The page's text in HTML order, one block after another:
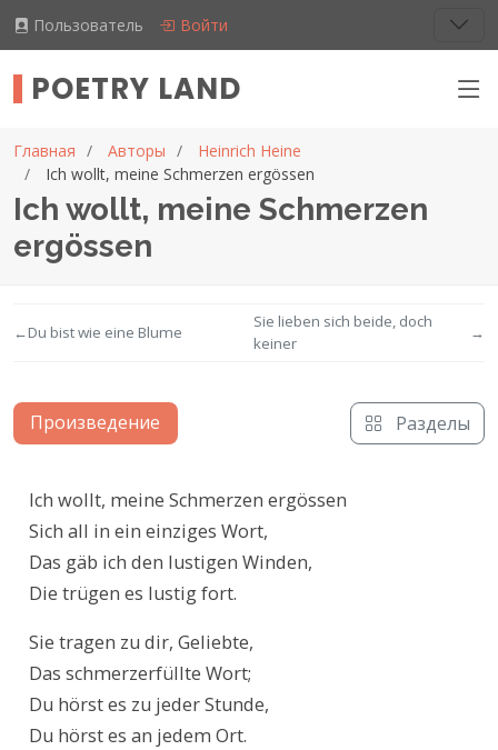
Пользователь Войти
POETRY LAND
Главная Авторы
Heinrich Heine
Ich wollt, meine Schmerzen ergössen
Ich wollt, meine Schmerzen
ergössen
←Du bist wie eine Blume
Sie lieben sich beide, doch
keiner
→
Произведение Разделы
Текст произведения
Ich wollt, meine Schmerzen ergössen
Sich all in ein einziges Wort,
Das gäb ich den lustigen Winden,
Die trügen es lustig fort.
Sie tragen zu dir, Geliebte,
Das schmerzerfüllte Wort;
Du hörst es zu jeder Stunde,
Du hörst es an jedem Ort.